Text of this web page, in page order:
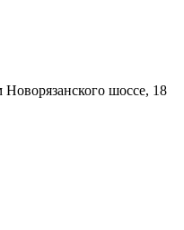
шоссе, 18​